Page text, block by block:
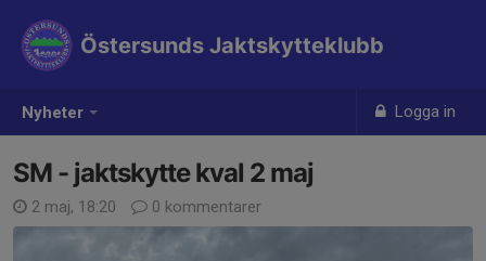
Nyheter Logga in
Östersunds Jaktskytteklubb
SM - jaktskytte kval 2 maj
2 maj, 18:20 0 kommentarer